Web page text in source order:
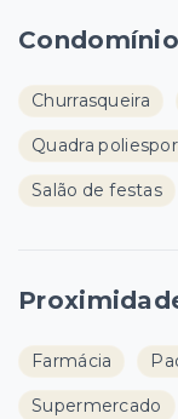
Condomínio
Churrasqueira
Quadra
Salão de festas
Farmácia
Supermercado